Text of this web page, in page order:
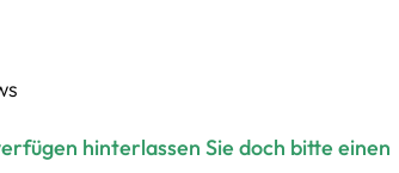
hinterlassen Sie doch bitte einen